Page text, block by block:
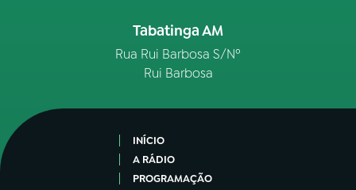
Tabatinga AM
Rua Rui Barbosa S/Nº
Rui Barbosa
INÍCIO
A RÁDIO
PROGRAMAÇÃO